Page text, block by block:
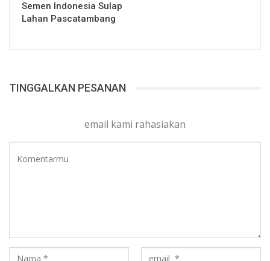
Semen Indonesia Sulap
Lahan Pascatambang
TINGGALKAN PESANAN
email kami rahasiakan